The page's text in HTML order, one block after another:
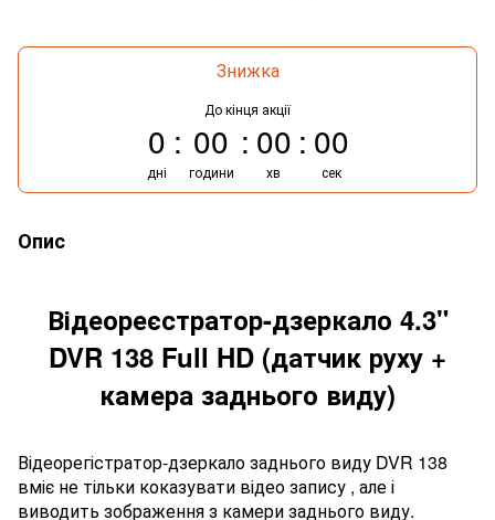
Знижка
До кінця акції
0
дні
00
години
00
хв
00
сек
Опис
Відеореєстратор-дзеркало 4.3"
DVR 138 Full HD (датчик руху +
камера заднього виду)
Відеорегістратор-дзеркало заднього виду DVR 138
вміє не тільки коказувати відео запису , але і
виводить зображення з камери заднього виду.